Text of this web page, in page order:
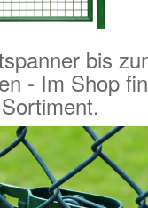
bis
- Im Shop